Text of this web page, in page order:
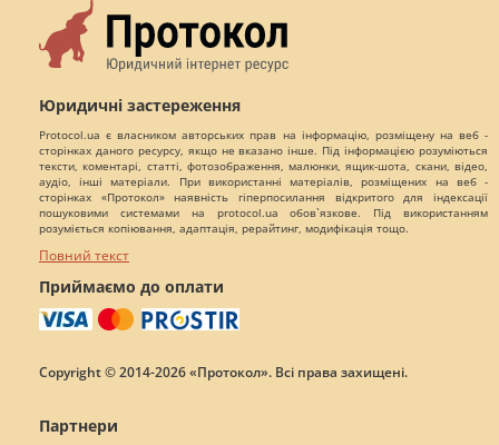
Юридичні застереження
Protocol.ua є власником авторських прав на інформацію, розміщену на веб -
сторінках даного ресурсу, якщо не вказано інше. Під інформацією розуміються
тексти, коментарі, статті, фотозображення, малюнки, ящик-шота, скани, відео,
аудіо, інші матеріали. При використанні матеріалів, розміщених на веб -
сторінках «Протокол» наявність гіперпосилання відкритого для індексації
пошуковими системами на protocol.ua обов`язкове. Під використанням
розуміється копіювання, адаптація, рерайтинг, модифікація тощо.
Повний текст
Приймаємо до оплати
Copyright © 2014-2026 «Протокол». Всі права захищені.
Партнери